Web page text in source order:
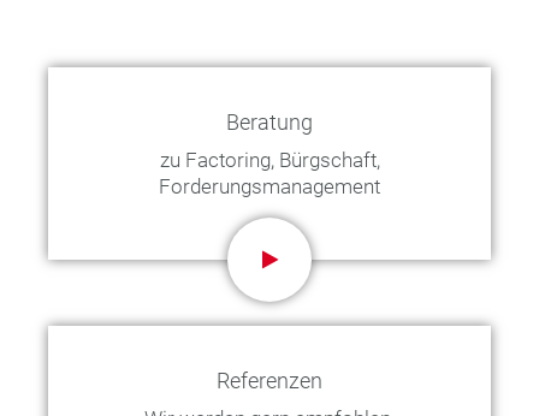
Beratung
zu Factoring, Bürgschaft,
Forderungsmanagement
Referenzen